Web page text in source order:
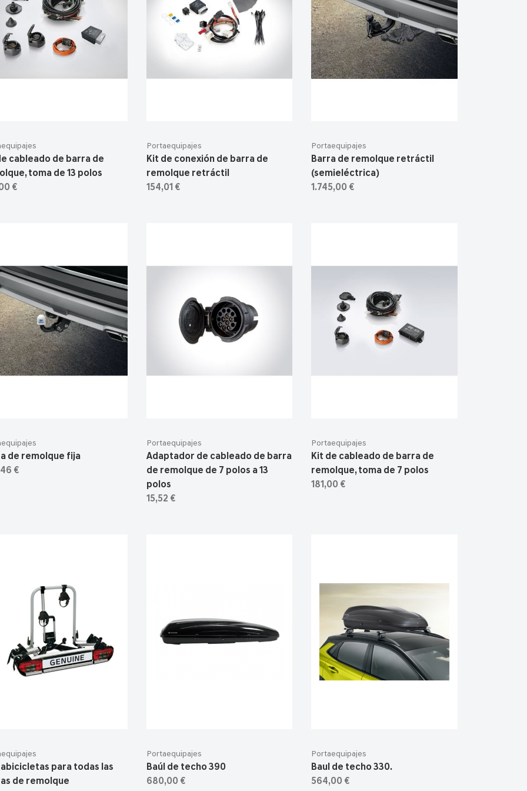
cableado de barra de
toma de 13 polos
€
Portaequipajes
Kit de conexión de barra de
remolque retráctil
154,01 €
Portaequipajes
Barra de remolque retráctil
(semieléctrica)
1.745,00 €
de remolque fija
€
Portaequipajes
Adaptador de cableado de barra
de remolque de 7 polos a 13
polos
15,52 €
Portaequipajes
Kit de cableado de barra de
remolque, toma de 7 polos
181,00 €
para todas las
de remolque
Portaequipajes
Baúl de techo 390
680,00 €
Portaequipajes
Baul de techo 330.
564,00 €